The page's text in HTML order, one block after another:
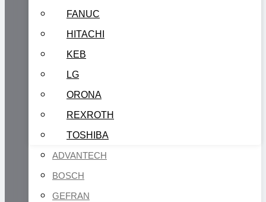
FANUC
HITACHI
KEB
LG
ORONA
REXROTH
TOSHIBA
ADVANTECH
BOSCH
GEFRAN